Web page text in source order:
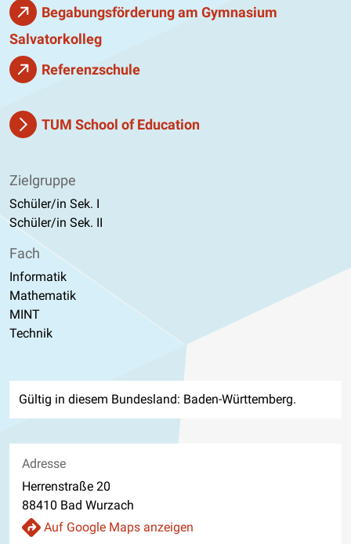
Begabungsförderung am Gymnasium
Salvatorkolleg
Referenzschule
TUM School of Education
Zielgruppe
Schüler/in Sek. I
Schüler/in Sek. II
Fach
Informatik
Mathematik
MINT
Technik
Gültig in diesem Bundesland: Baden-Württemberg.
Adresse
Herrenstraße 20
88410 Bad Wurzach
Auf Google Maps anzeigen